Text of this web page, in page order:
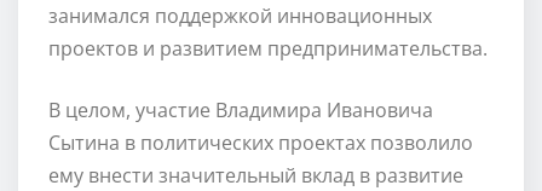
занимался поддержкой инновационных
проектов и развитием предпринимательства.
В целом, участие Владимира Ивановича
Сытина в политических проектах позволило
ему внести значительный вклад в развитие